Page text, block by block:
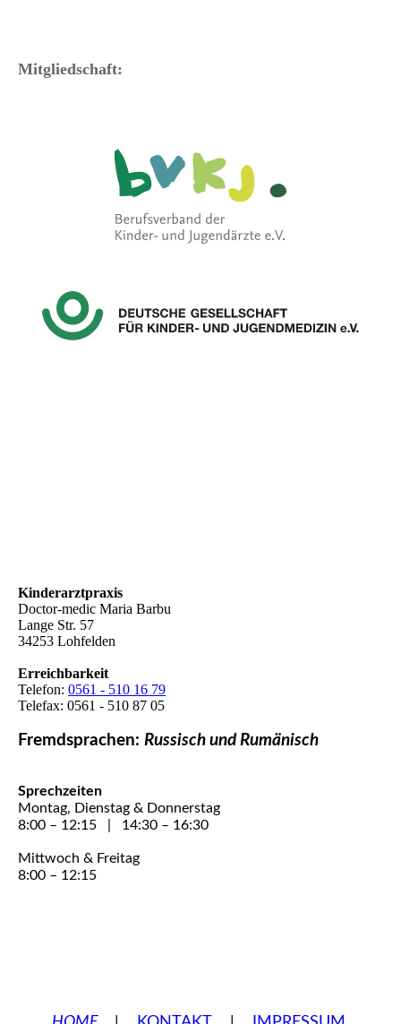
Mitgliedschaft:
Kinderarztpraxis
Doctor-medic Maria Barbu
Lange Str. 57
34253 Lohfelden
Erreichbarkeit
Telefon: 0561 - 510 16 79
Telefax: 0561 - 510 87 05
Fremdsprachen: Russisch und Rumänisch
Sprechzeiten
Montag, Dienstag & Donnerstag
8:00 – 12:15 | 14:30 – 16:30
Mittwoch & Freitag
8:00 – 12:15